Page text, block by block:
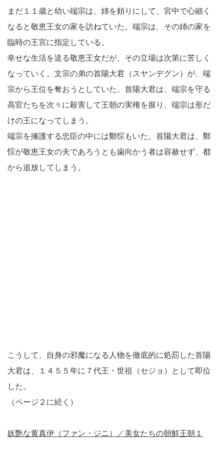
まだ１１歳と幼い端宗は、姉を頼りにして、宮中で心細く
なると敬恵王女の家を訪ねていた。端宗は、その姉の家を
臨時の王宮に指定している。
幸せな生活を送る敬恵王女だが、その立場は次第に苦しく
なっていく。文宗の弟の首陽大君（スヤンデグン）が、端
宗から王位を奪おうとしていた。首陽大君は、端宗を守る
高官たちを次々に殺害して王朝の実権を握り、端宗は形だ
けの王になってしまう。
端宗を擁護する忠臣の中には鄭悰もいた。首陽大君は、鄭
悰が敬恵王女の夫であろうとも歯向かう者は容赦せず、都
から追放してしまう。
こうして、自身の邪魔になる人物を徹底的に処罰した首陽
大君は、１４５５年に７代王・世祖（セジョ）として即位
した。
（ページ２に続く）
妖艶な黄真伊（ファン・ジニ）／美女たちの朝鮮王朝１